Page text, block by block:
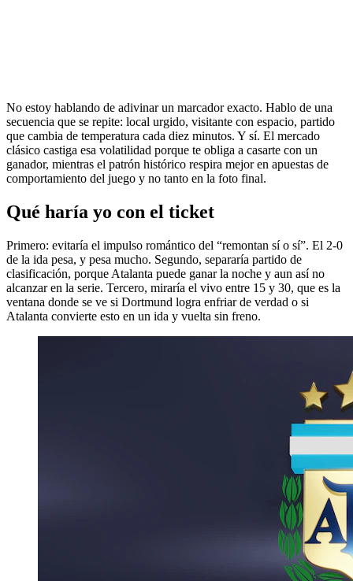
No estoy hablando de adivinar un marcador exacto. Hablo de una
secuencia que se repite: local urgido, visitante con espacio, partido
que cambia de temperatura cada diez minutos. Y sí. El mercado
clásico castiga esa volatilidad porque te obliga a casarte con un
ganador, mientras el patrón histórico respira mejor en apuestas de
comportamiento del juego y no tanto en la foto final.
Qué haría yo con el ticket
Primero: evitaría el impulso romántico del “remontan sí o sí”. El 2-0
de la ida pesa, y pesa mucho. Segundo, separaría partido de
clasificación, porque Atalanta puede ganar la noche y aun así no
alcanzar en la serie. Tercero, miraría el vivo entre 15 y 30, que es la
ventana donde se ve si Dortmund logra enfriar de verdad o si
Atalanta convierte esto en un ida y vuelta sin freno.